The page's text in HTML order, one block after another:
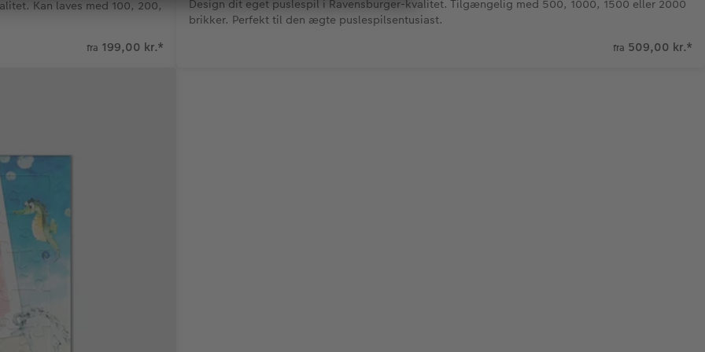
Kan laves med 100, 200,
fra 199,00 kr.*
Design dit eget puslespil i Ravensburger-kvalitet. Tilgængelig med 500, 1000, 1500 eller 2000
brikker. Perfekt til den ægte puslespilsentusiast.
fra 509,00 kr.*